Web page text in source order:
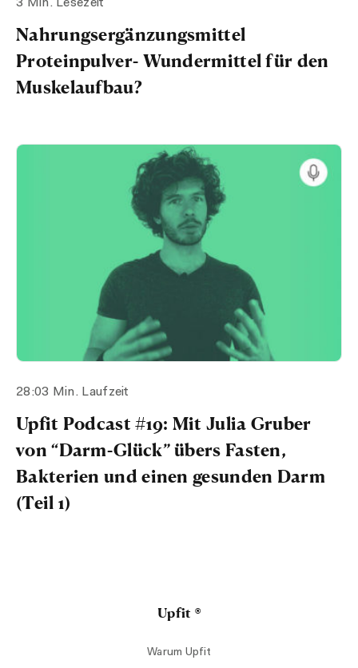
Nahrungsergänzungsmittel
Proteinpulver- Wundermittel für den
Muskelaufbau?
3 Min. Lesezeit
Upfit Podcast #19: Mit Julia Gruber
von “Darm-Glück” übers Fasten,
Bakterien und einen gesunden Darm
(Teil 1)
28:03 Min. Laufzeit
Upfit ®
Warum Upfit